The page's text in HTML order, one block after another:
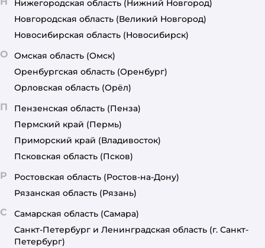
Нижегородская область (Нижний Новгород)
Новгородская область (Великий Новгород)
Новосибирская область (Новосибирск)
О Омская область (Омск)
Оренбургская область (Оренбург)
Орловская область (Орёл)
П Пензенская область (Пенза)
Пермский край (Пермь)
Приморский край (Владивосток)
Псковская область (Псков)
Р Ростовская область (Ростов-на-Дону)
Рязанская область (Рязань)
С Самарская область (Самара)
Санкт-Петербург и Ленинградская область (г. Санкт-
Петербург)